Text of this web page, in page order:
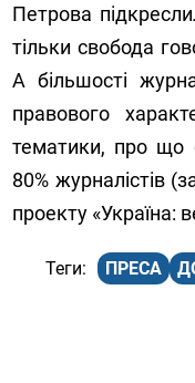
Петрова
тільки свобода
А більшості
правового
тематики, про що
80% журналістів
проекту «Україна:
ПРЕСА